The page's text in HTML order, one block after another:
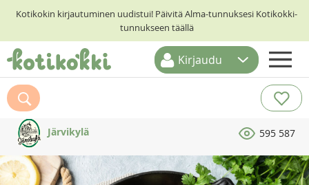
Kotikokin kirjautuminen uudistui! Päivitä Alma-tunnuksesi Kotikokki-
tunnukseen täällä
ETUSIVU
RESEPTIHAKU
RUOKATEEMAT
KESKUSTELUT
Kirjaudu
Järvikylä 595 587